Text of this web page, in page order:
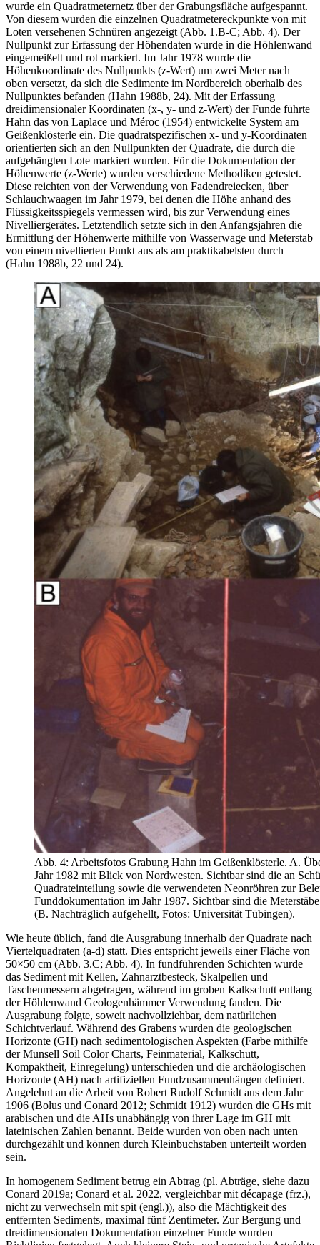
wurde ein Quadratmeternetz über der Grabungsfläche aufgespannt.
Von diesem wurden die einzelnen Quadratmetereckpunkte von mit
Loten versehenen Schnüren angezeigt (Abb. 1.B-C; Abb. 4). Der
Nullpunkt zur Erfassung der Höhendaten wurde in die Höhlenwand
eingemeißelt und rot markiert. Im Jahr 1978 wurde die
Höhenkoordinate des Nullpunkts (z-Wert) um zwei Meter nach
oben versetzt, da sich die Sedimente im Nordbereich oberhalb des
Nullpunktes befanden (Hahn 1988b, 24). Mit der Erfassung
dreidimensionaler Koordinaten (x-, y- und z-Wert) der Funde führte
Hahn das von Laplace und Méroc (1954) entwickelte System am
Geißenklösterle ein. Die quadratspezifischen x- und y-Koordinaten
orientierten sich an den Nullpunkten der Quadrate, die durch die
aufgehängten Lote markiert wurden. Für die Dokumentation der
Höhenwerte (z-Werte) wurden verschiedene Methodiken getestet.
Diese reichten von der Verwendung von Fadendreiecken, über
Schlauchwaagen im Jahr 1979, bei denen die Höhe anhand des
Flüssigkeitsspiegels vermessen wird, bis zur Verwendung eines
Nivelliergerätes. Letztendlich setzte sich in den Anfangsjahren die
Ermittlung der Höhenwerte mithilfe von Wasserwage und Meterstab
von einem nivellierten Punkt aus als am praktikabelsten durch
(Hahn 1988b, 22 und 24).
Abb. 4: Arbeitsfotos Grabung Hahn im Geißenklösterle. A.
Jahr 1982 mit Blick von Nordwesten. Sichtbar sind die an
Quadrateinteilung sowie die verwendeten Neonröhren zur
Funddokumentation im Jahr 1987. Sichtbar sind die
(B. Nachträglich aufgehellt, Fotos: Universität Tübingen).
Wie heute üblich, fand die Ausgrabung innerhalb der Quadrate nach
Viertelquadraten (a-d) statt. Dies entspricht jeweils einer Fläche von
50×50 cm (Abb. 3.C; Abb. 4). In fundführenden Schichten wurde
das Sediment mit Kellen, Zahnarztbesteck, Skalpellen und
Taschenmessern abgetragen, während im groben Kalkschutt entlang
der Höhlenwand Geologenhämmer Verwendung fanden. Die
Ausgrabung folgte, soweit nachvollziehbar, dem natürlichen
Schichtverlauf. Während des Grabens wurden die geologischen
Horizonte (GH) nach sedimentologischen Aspekten (Farbe mithilfe
der Munsell Soil Color Charts, Feinmaterial, Kalkschutt,
Kompaktheit, Einregelung) unterschieden und die archäologischen
Horizonte (AH) nach artifiziellen Fundzusammenhängen definiert.
Angelehnt an die Arbeit von Robert Rudolf Schmidt aus dem Jahr
1906 (Bolus und Conard 2012; Schmidt 1912) wurden die GHs mit
arabischen und die AHs unabhängig von ihrer Lage im GH mit
lateinischen Zahlen benannt. Beide wurden von oben nach unten
durchgezählt und können durch Kleinbuchstaben unterteilt worden
sein.
In homogenem Sediment betrug ein Abtrag (pl. Abträge, siehe dazu
Conard 2019a; Conard et al. 2022, vergleichbar mitdécapage (frz.),
nicht zu verwechseln mitspit(engl.)), also die Mächtigkeit des
entfernten Sediments, maximal fünf Zentimeter. Zur Bergung und
dreidimensionalen Dokumentation einzelner Funde wurden